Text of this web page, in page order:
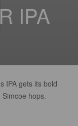
IPA
IPA gets its bold
hops.